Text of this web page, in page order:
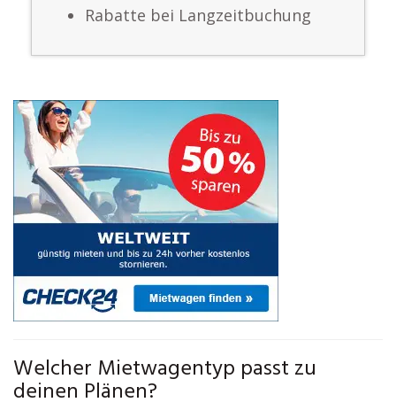
Rabatte bei Langzeitbuchung
Welcher Mietwagentyp passt zu
deinen Plänen?